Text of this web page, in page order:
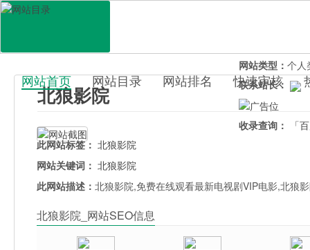
百科目录
网站首页 网站目录 网站排名 快速审核
北狼影院
网站类型： 个人
联系站长：
收录查询：
「
此网站标签： 北狼影院
网站关键词： 北狼影院
此网站描述：北狼影院,免费在线观看最新电视剧VIP电影,北狼
北狼影院_网站SEO信息